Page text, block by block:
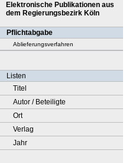
Elektronische Publikationen aus
dem Regierungsbezirk Köln
Pflichtabgabe
Ablieferungsverfahren
Listen
Titel
Autor / Beteiligte
Ort
Verlag
Jahr